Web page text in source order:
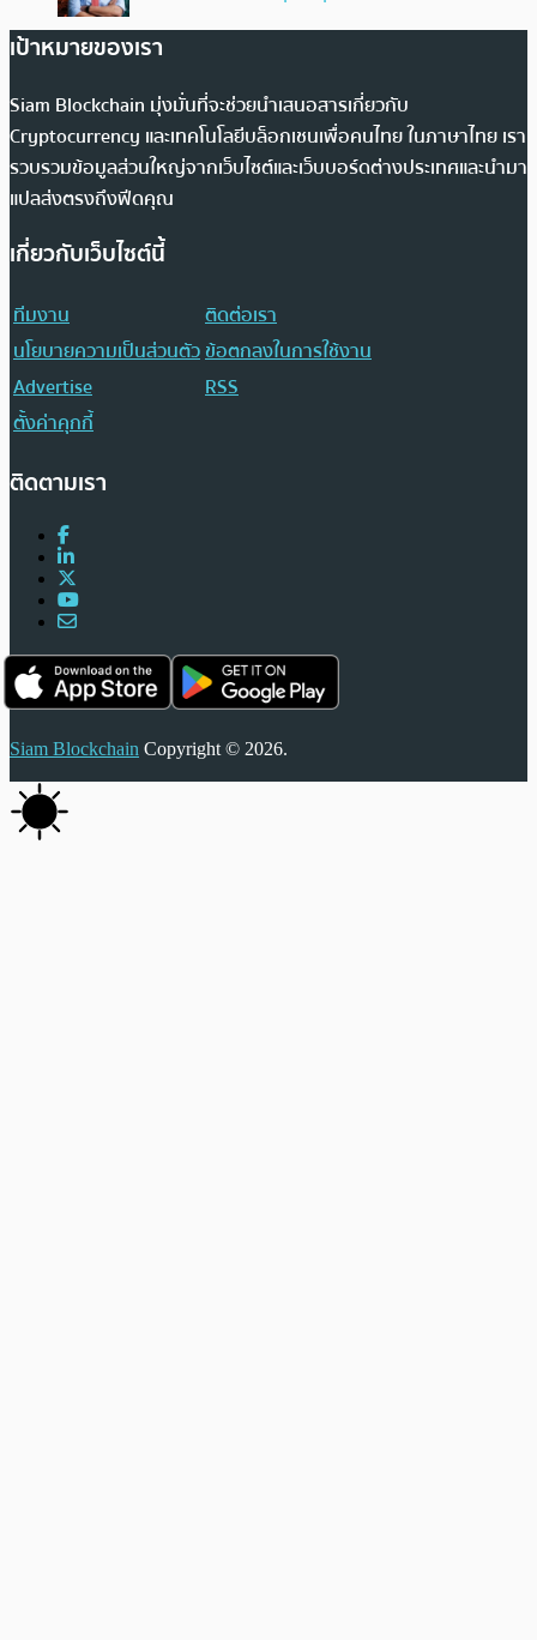
เป้าหมายของเรา
Siam Blockchain มุ่งมั่นที่จะช่วยนำเสนอสารเกี่ยวกับ
Cryptocurrency และเทคโนโลยีบล็อกเชนเพื่อคนไทย ในภาษาไทย เรา
รวบรวมข้อมูลส่วนใหญ่จากเว็บไซต์และเว็บบอร์ดต่างประเทศและนำมา
แปลส่งตรงถึงฟีดคุณ
เกี่ยวกับเว็บไซต์นี้
ทีมงาน
ติดต่อเรา
นโยบายความเป็นส่วนตัวข้อตกลงในการใช้งาน
Advertise
RSS
ตั้งค่าคุกกี้
ติดตามเรา
Siam Blockchain Copyright © 2026.